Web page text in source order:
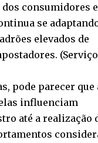
consumidores
se
elevados de
(
pode parecer que
influenciam
até a realização